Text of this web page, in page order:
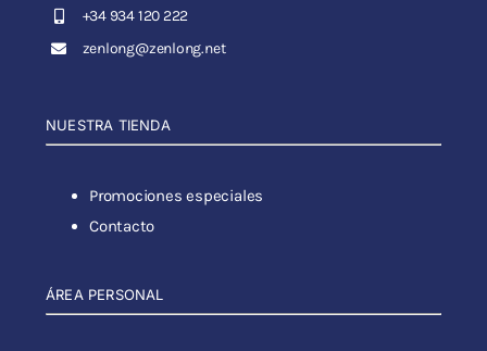
+34 934 120 222
zenlong@zenlong.net
NUESTRA TIENDA
Promociones especiales
Contacto
ÁREA PERSONAL